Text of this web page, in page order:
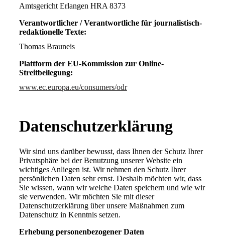
Amtsgericht Erlangen HRA 8373
Verantwortlicher / Verantwortliche für journalistisch-
redaktionelle Texte:
Thomas Brauneis
Plattform der EU-Kommission zur Online-
Streitbeilegung:
www.ec.europa.eu/consumers/odr
Datenschutz­erklärung
Wir sind uns darüber bewusst, dass Ihnen der Schutz Ihrer
Privatsphäre bei der Benutzung unserer Website ein
wichtiges Anliegen ist. Wir nehmen den Schutz Ihrer
persönlichen Daten sehr ernst. Deshalb möchten wir, dass
Sie wissen, wann wir welche Daten speichern und wie wir
sie verwenden. Wir möchten Sie mit dieser
Datenschutzerklärung über unsere Maßnahmen zum
Datenschutz in Kenntnis setzen.
Erhebung personenbezogener Daten